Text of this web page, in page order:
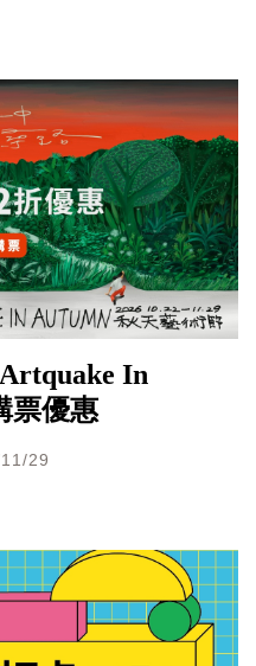
In
票優惠
29